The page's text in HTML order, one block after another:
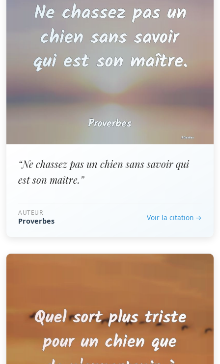
“Ne chassez pas un chien sans savoir qui
est son maître.”
AUTEUR
Proverbes Voir la citation →